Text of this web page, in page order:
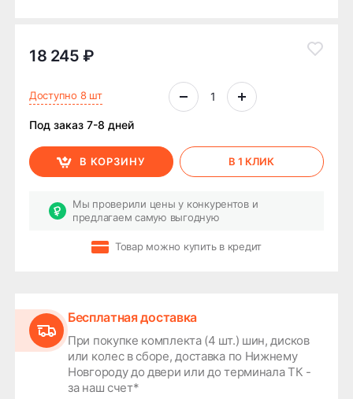
18 245 ₽
Доступно 8 шт
Под заказ 7-8 дней
В КОРЗИНУ В 1 КЛИК
Мы проверили цены у конкурентов и
предлагаем самую выгодную
Товар можно купить в кредит
Бесплатная доставка
При покупке комплекта (4 шт.) шин, дисков
или колес в сборе, доставка по Нижнему
Новгороду до двери или до терминала ТК -
за наш счет*